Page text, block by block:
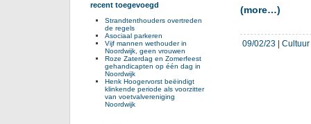
(more…)
09/02/23 Cultuur
recent toegevoegd
Strandtenthouders overtreden
de regels
Asociaal parkeren
Vijf mannen wethouder in
Noordwijk, geen vrouwen
Roze Zaterdag en Zomerfeest
gehandicapten op één dag in
Noordwijk
Henk Hoogervorst beëindigt
klinkende periode als voorzitter
van voetvalvereniging
Noordwijk